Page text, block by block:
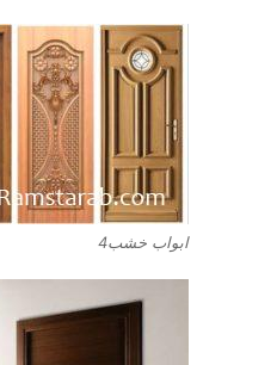
ابواب خشب4